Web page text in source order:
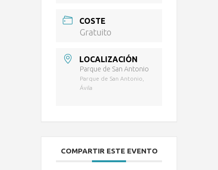
COSTE
Gratuito
LOCALIZACIÓN
Parque de San Antonio
Parque de San Antonio,
Ávila
COMPARTIR ESTE EVENTO